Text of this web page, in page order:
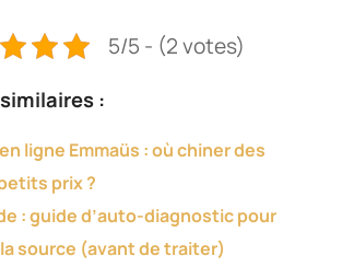
5/5 - (2 votes)
:
ligne Emmaüs : où chiner des
prix ?
: guide d’auto-diagnostic pour
source (avant de traiter)